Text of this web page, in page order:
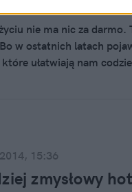
nie ma nic za
w ostatnich latach
ułatwiają nam
15:36
zmysłowy